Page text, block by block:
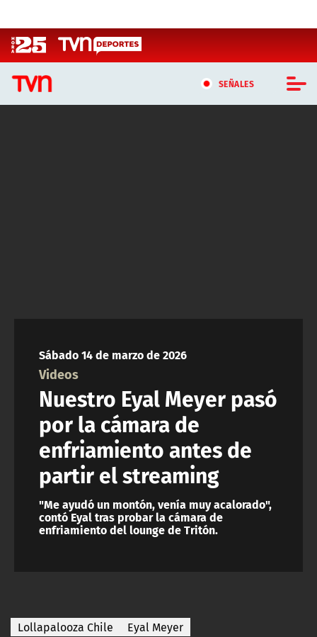
SEÑALES
ACTUALIDAD Y TENDENCIAS
CORPORATIVO Y TRANSPARENCIA
CANAL DE DENUNCIAS
ÁREA DE PROYECTOS
Sábado 14 de marzo de 2026
Videos
Nuestro Eyal Meyer pasó
por la cámara de
enfriamiento antes de
partir el streaming
"Me ayudó un montón, venía muy acalorado",
contó Eyal tras probar la cámara de
enfriamiento del lounge de Tritón.
Lollapalooza Chile Eyal Meyer